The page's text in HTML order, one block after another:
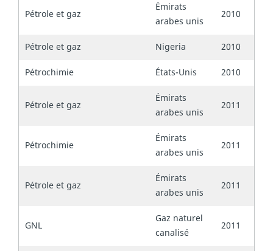
Pétrole et gaz
Émirats
arabes unis
2010
Pétrole et gaz Nigeria
2010
Pétrochimie
États-Unis 2010
Pétrole et gaz
Émirats
arabes unis
2011
Pétrochimie
Émirats
arabes unis
2011
Pétrole et gaz
Émirats
arabes unis
2011
GNL
Gaz naturel
canalisé
2011